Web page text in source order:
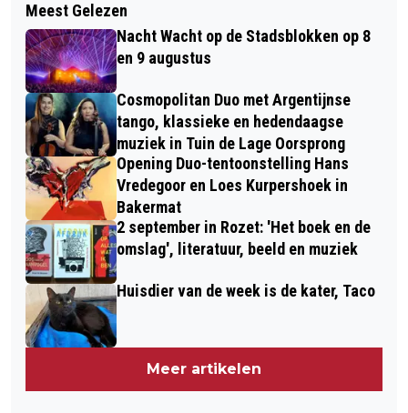
Meest Gelezen
Nacht Wacht op de Stadsblokken op 8
en 9 augustus
Cosmopolitan Duo met Argentijnse
tango, klassieke en hedendaagse
muziek in Tuin de Lage Oorsprong
Opening Duo-tentoonstelling Hans
Vredegoor en Loes Kurpershoek in
Bakermat
2 september in Rozet: 'Het boek en de
omslag', literatuur, beeld en muziek
Huisdier van de week is de kater, Taco
Meer artikelen